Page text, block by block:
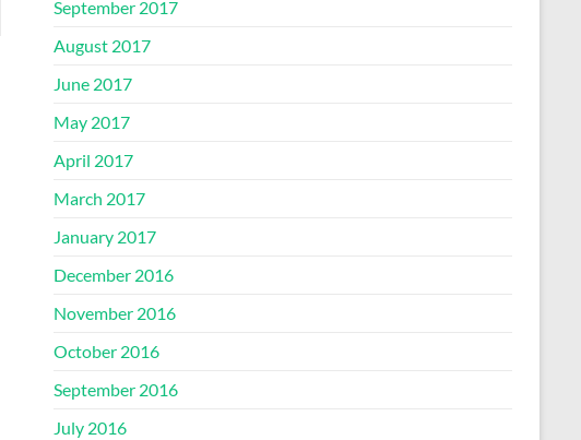
September 2017
August 2017
June 2017
May 2017
April 2017
March 2017
January 2017
December 2016
November 2016
October 2016
September 2016
July 2016